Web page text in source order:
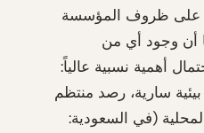
على ظروف المؤسسة
أن وجود أي من
أهمية نسبية عالياً:
سارية، رصد منتظم
(في السعودية: